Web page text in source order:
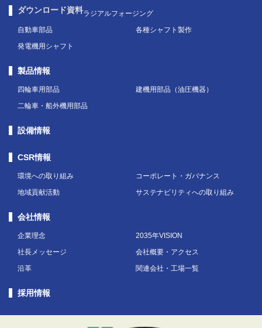
ダウンロード資料ラジアルフォージング
自動車部品
各種シャフト製作
発電機用シャフト
製品情報
四輪車用部品
建機用部品（油圧機器）
二輪車・船外機用部品
設備情報
CSR情報
環境への取り組み
コーポレート・ガバナンス
地域貢献活動
サステナビリティへの取り組み
会社情報
企業理念
2035年VISION
社長メッセージ
会社概要・アクセス
沿革
関連会社・工場一覧
採用情報